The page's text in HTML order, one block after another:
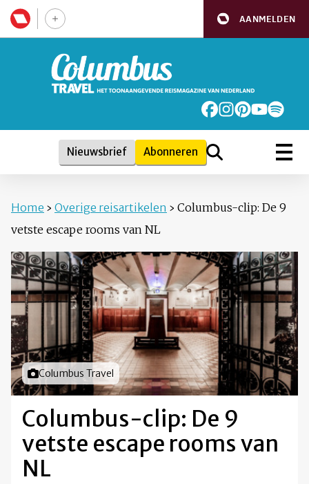
AANMELDEN
Nieuwsbrief Abonneren
Home › Overige reisartikelen › Columbus-clip: De 9
vetste escape rooms van NL
Foto door
Columbus Travel
Columbus-clip: De 9
vetste escape rooms van
NL